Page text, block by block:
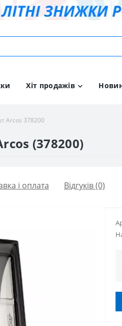
Хіт продажів
Arcos 378200
(378200)
і оплата Відгуків (0)